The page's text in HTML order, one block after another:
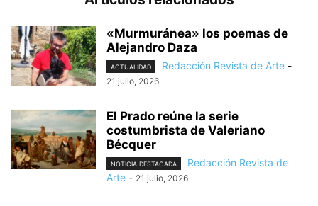
«Murmuránea» los poemas de
Alejandro Daza
ACTUALIDAD Redacción Revista de Arte -
21 julio, 2026
El Prado reúne la serie
costumbrista de Valeriano
Bécquer
NOTICIA DESTACADA
Redacción Revista de
Arte - 21 julio, 2026